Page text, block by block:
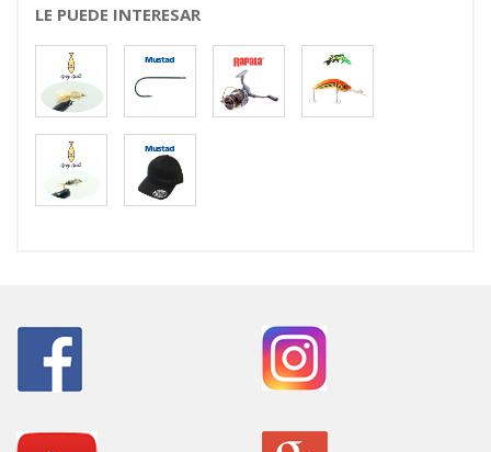
LE PUEDE INTERESAR